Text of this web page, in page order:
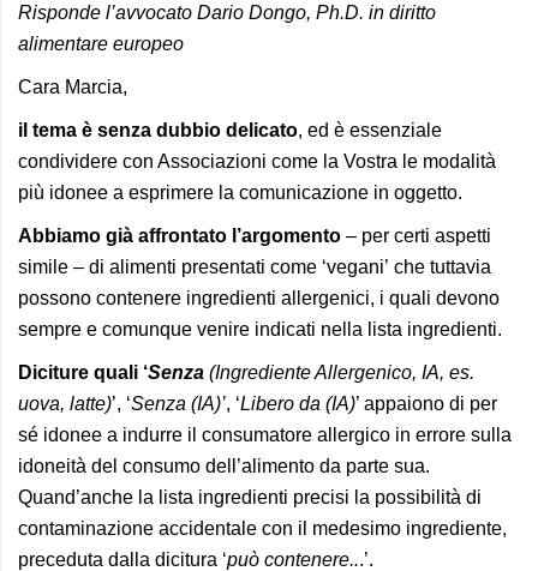
Risponde l’avvocato Dario Dongo, Ph.D. in diritto
alimentare europeo
Cara Marcia,
il tema è senza dubbio delicato, ed è essenziale
condividere con Associazioni come la Vostra le modalità
più idonee a esprimere la comunicazione in oggetto.
Abbiamo già affrontato l’argomento – per certi aspetti
simile – di alimenti presentati come ‘vegani’ che tuttavia
possono contenere ingredienti allergenici, i quali devono
sempre e comunque venire indicati nella lista ingredienti.
Diciture quali ‘Senza (Ingrediente Allergenico, IA, es.
uova, latte)’, ‘Senza (IA)’, ‘Libero da (IA)’ appaiono di per
sé idonee a indurre il consumatore allergico in errore sulla
idoneità del consumo dell’alimento da parte sua.
Quand’anche la lista ingredienti precisi la possibilità di
contaminazione accidentale con il medesimo ingrediente,
preceduta dalla dicitura ‘può contenere...’.